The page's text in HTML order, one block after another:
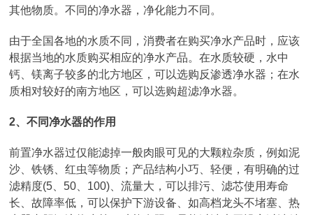
其他物质。不同的净水器，净化能力不同。
由于全国各地的水质不同，消费者在购买净水产品时，应该
根据当地的水质购买相应的净水产品。在水质较硬，水中
钙、镁离子较多的北方地区，可以选购反渗透净水器；在水
质相对较好的南方地区，可以选购超滤净水器。
2、不同净水器的作用
前置净水器过仅能滤掉一般肉眼可见的大颗粒杂质，例如泥
沙、铁锈、红虫等物质；产品结构小巧、轻便，有明确的过
滤精度(5、50、100)、流量大，可以排污、滤芯使用寿命
长、故障率低，可以保护下游设备、如高档龙头不堵塞、热